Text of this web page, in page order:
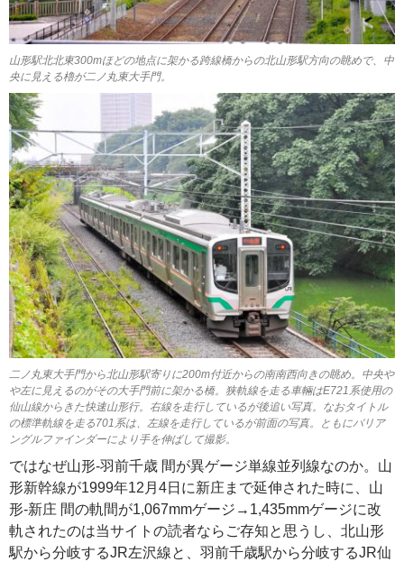
山形駅北北東300mほどの地点に架かる跨線橋からの北山形駅方向の眺めで、中
央に見える櫓が二ノ丸東大手門。
二ノ丸東大手門から北山形駅寄りに200m付近からの南南西向きの眺め。中央や
や左に見えるのがその大手門前に架かる橋。狭軌線を走る車輛はE721系使用の
仙山線からきた快速山形行。右線を走行しているが後追い写真。なおタイトル
の標準軌線を走る701系は、左線を走行しているが前面の写真。ともにバリア
ングルファインダーにより手を伸ばして撮影。
ではなぜ山形-羽前千歳 間が異ゲージ単線並列線なのか。山
形新幹線が1999年12月4日に新庄まで延伸された時に、山
形-新庄 間の軌間が1,067mmゲージ→1,435mmゲージに改
軌されたのは当サイトの読者ならご存知と思うし、北山形
駅から分岐するJR左沢線と、羽前千歳駅から分岐するJR仙